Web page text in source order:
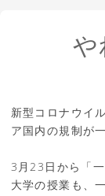
や
新型コロナウイ
ア国内の規制が
3月23日から「
大学の授業も、